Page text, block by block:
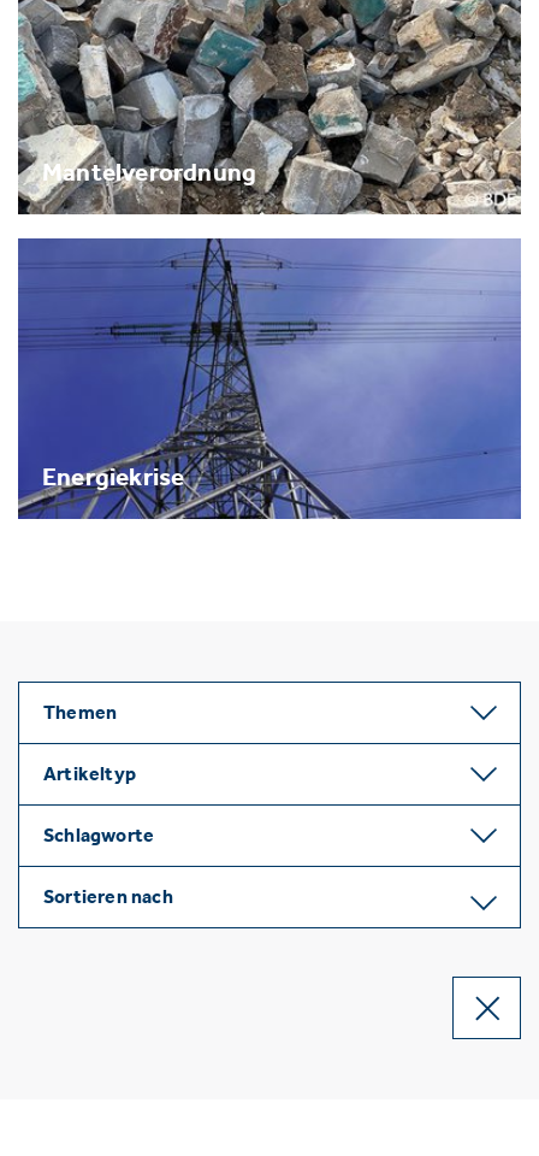
Mantelverordnung
Energiekrise
Themen
Artikeltyp
Schlagworte
Sortieren nach